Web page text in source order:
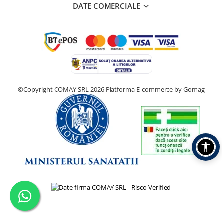
DATE COMERCIALE
©Copyright COMAY SRL 2026 Platforma E-commerce by Gomag